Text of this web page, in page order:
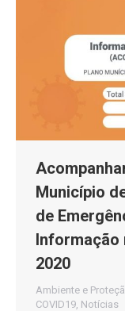
Município
de
Informação
2020
Ambiente e
COVID19 Notícias